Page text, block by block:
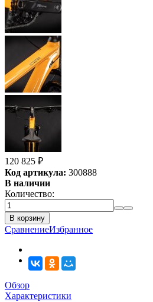
120 825 ₽
Код артикула: 300888
В наличии
Количество:
В корзину
СравнениеИзбранное
Обзор
Характеристики